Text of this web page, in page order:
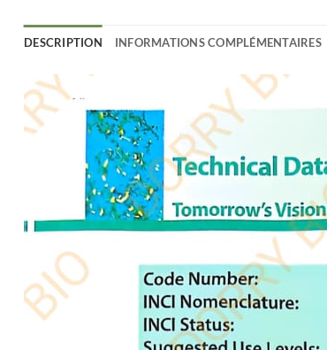
DESCRIPTION INFORMATIONS COMPLÉMENTAIRES